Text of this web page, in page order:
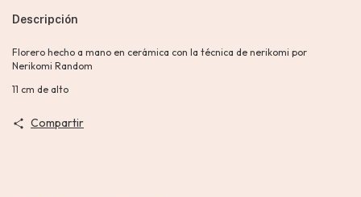
Descripción
Florero hecho a mano en cerámica con la técnica de nerikomi por
Nerikomi Random
11 cm de alto
Compartir